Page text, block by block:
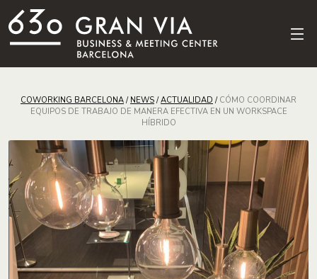
COWORKING BARCELONA / NEWS /ACTUALIDAD / CÓMO COORDINAR
EQUIPOS DE TRABAJO DE MANERA EFECTIVA EN UN WORKSPACE
HÍBRIDO